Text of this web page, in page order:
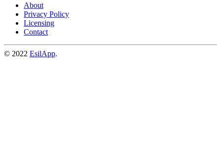
About
Privacy Policy
Licensing
Contact
© 2022 EsilApp.